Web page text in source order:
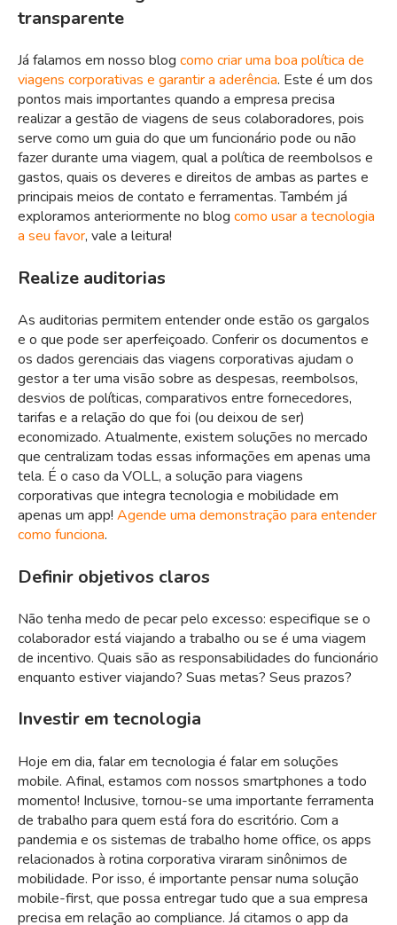
transparente
Já falamos em nosso blog como criar uma boa política de
viagens corporativas e garantir a aderência. Este é um dos
pontos mais importantes quando a empresa precisa
realizar a gestão de viagens de seus colaboradores, pois
serve como um guia do que um funcionário pode ou não
fazer durante uma viagem, qual a política de reembolsos e
gastos, quais os deveres e direitos de ambas as partes e
principais meios de contato e ferramentas. Também já
exploramos anteriormente no blog como usar a tecnologia
a seu favor, vale a leitura!
Realize auditorias
As auditorias permitem entender onde estão os gargalos
e o que pode ser aperfeiçoado. Conferir os documentos e
os dados gerenciais das viagens corporativas ajudam o
gestor a ter uma visão sobre as despesas, reembolsos,
desvios de políticas, comparativos entre fornecedores,
tarifas e a relação do que foi (ou deixou de ser)
economizado. Atualmente, existem soluções no mercado
que centralizam todas essas informações em apenas uma
tela. É o caso da VOLL, a solução para viagens
corporativas que integra tecnologia e mobilidade em
apenas um app! Agende uma demonstração para entender
como funciona.
Definir objetivos claros
Não tenha medo de pecar pelo excesso: especifique se o
colaborador está viajando a trabalho ou se é uma viagem
de incentivo. Quais são as responsabilidades do funcionário
enquanto estiver viajando? Suas metas? Seus prazos?
Investir em tecnologia
Hoje em dia, falar em tecnologia é falar em soluções
mobile. Afinal, estamos com nossos smartphones a todo
momento! Inclusive, tornou-se uma importante ferramenta
de trabalho para quem está fora do escritório. Com a
pandemia e os sistemas de trabalho home office, os apps
relacionados à rotina corporativa viraram sinônimos de
mobilidade. Por isso, é importante pensar numa solução
mobile-first, que possa entregar tudo que a sua empresa
precisa em relação ao compliance. Já citamos o app da